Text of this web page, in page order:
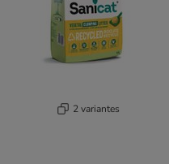
2 variantes